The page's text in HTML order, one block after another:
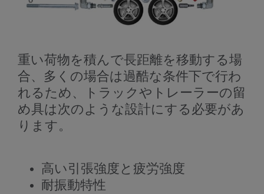
重い荷物を積んで長距離を移動する場
合、多くの場合は過酷な条件下で行わ
れるため、トラックやトレーラーの留
め具は次のような設計にする必要があ
ります。
高い引張強度と疲労強度
耐振動特性